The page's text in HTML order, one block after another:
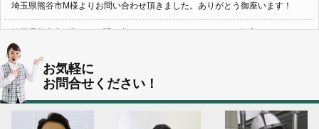
埼玉県熊谷市M様よりお問い合わせ頂きました。ありがとう御座います！
埼玉県熊谷市S様よりお問い合わせ頂きました。ありがとう御座います！
群馬県伊勢崎市K様よりお問い合わせ頂きました。ありがとう御座います！
東京都葛飾区N様よりお問い合わせ頂きました。ありがとう御座います！
2026.08.03
神奈川県川崎市A様よりお問い合わせ頂きました。ありがとう御座います！
お気軽に
お問合せください！